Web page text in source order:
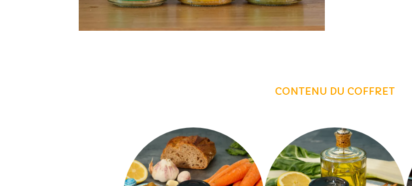
CONTENU DU COFFRET